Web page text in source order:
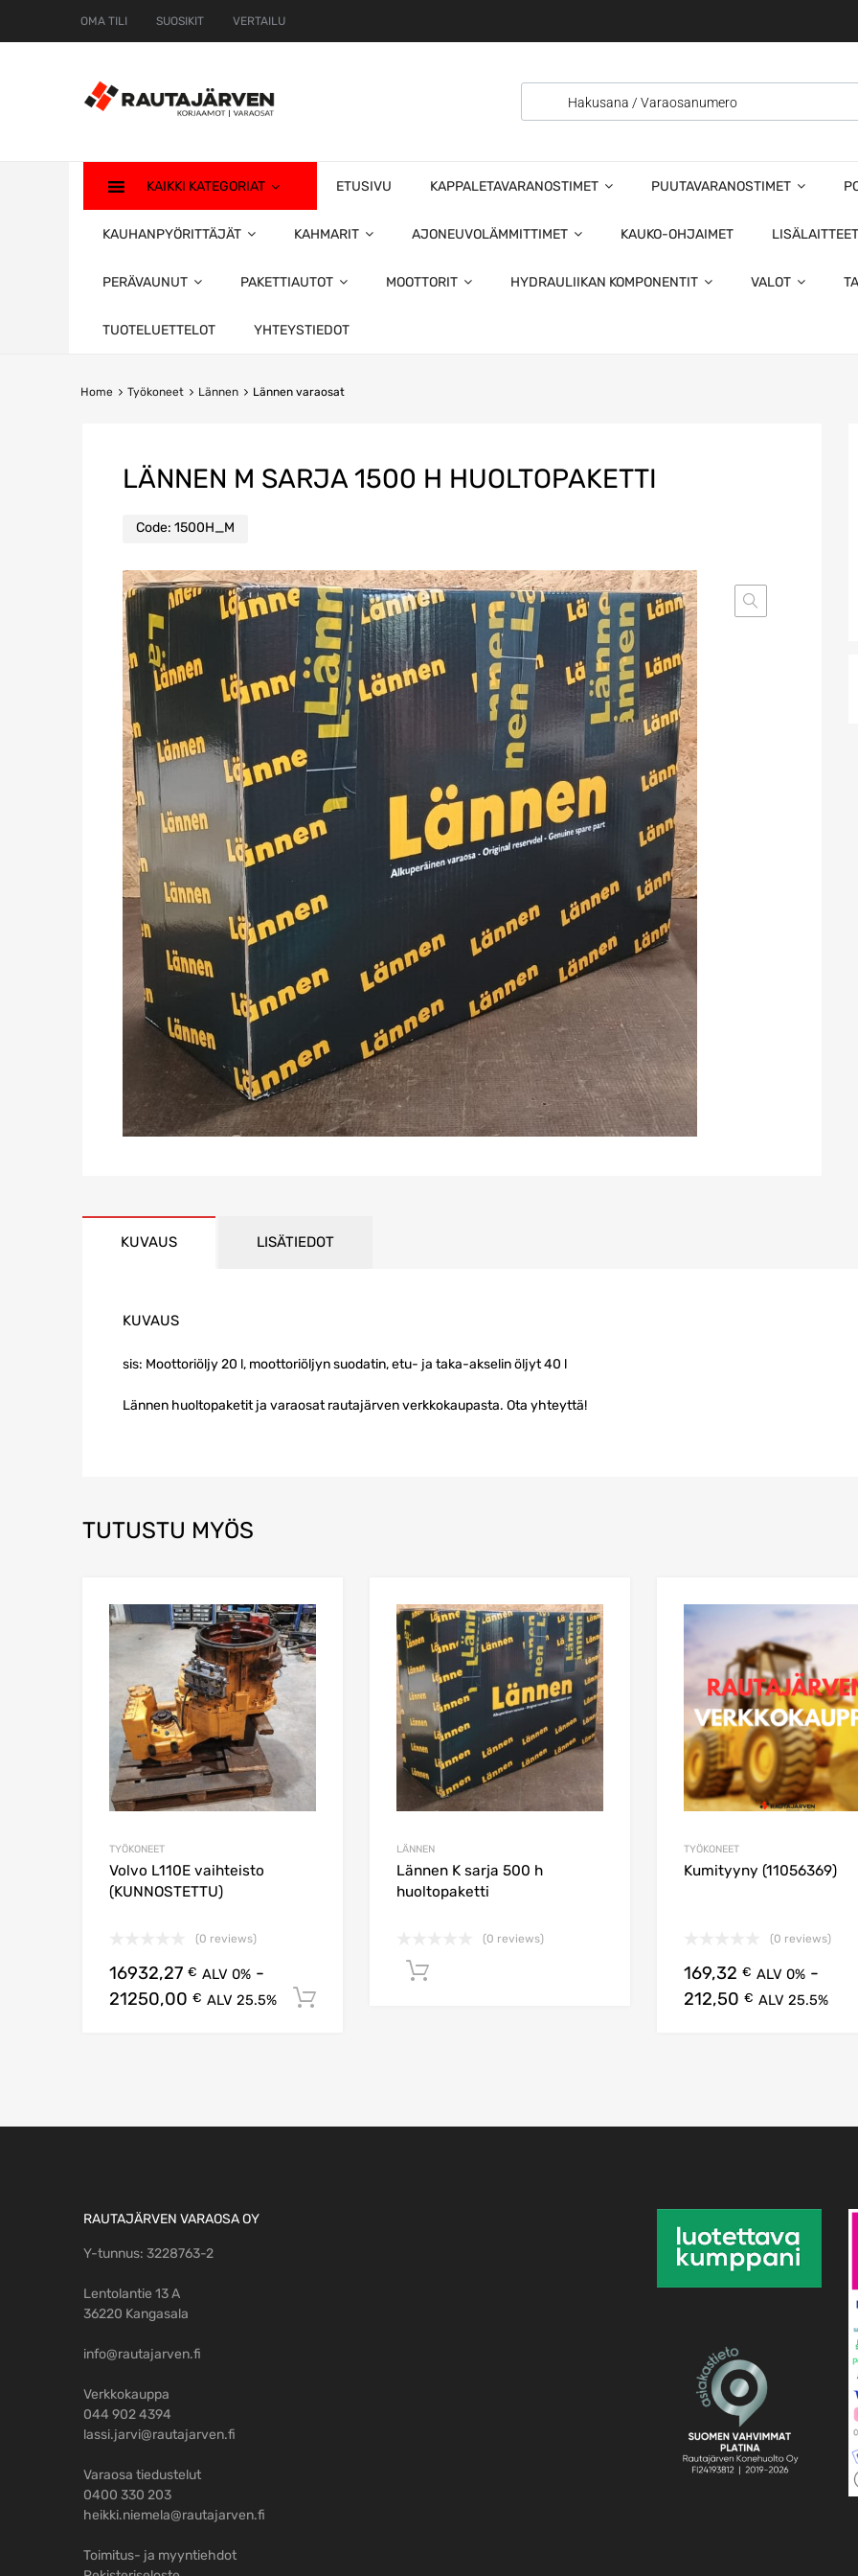
OMA TILI SUOSIKIT VERTAILU
KAIKKI KATEGORIAT ETUSIVU KAPPALETAVARANOSTIMET PUUTAVARANOSTIMET
KAUHANPYÖRITTÄJÄT KAHMARIT AJONEUVOLÄMMITTIMET KAUKO-OHJAIMET LISÄLAITTEET
PERÄVAUNUT PAKETTIAUTOT MOOTTORIT HYDRAULIIKAN KOMPONENTIT VALOT
TUOTELUETTELOT YHTEYSTIEDOT
Home Työkoneet Lännen Lännen varaosat
LÄNNEN M SARJA 1500 H HUOLTOPAKETTI
Code: 1500H_M
KUVAUS LISÄTIEDOT
KUVAUS
sis: Moottoriöljy 20 l, moottoriöljyn suodatin, etu- ja taka-akselin öljyt 40 l
Lännen huoltopaketit ja varaosat rautajärven verkkokaupasta. Ota yhteyttä!
TUTUSTU MYÖS
Lisää suosikkeihin
Lisää vertailuun
TYÖKONEET
Volvo L110E vaihteisto
(KUNNOSTETTU)
(0 reviews)
16932,27 € ALV 0% -
21250,00 € ALV 25.5%
Lisää suosikkeihin
Lisää vertailuun
LÄNNEN
Lännen K sarja 500 h
huoltopaketti
(0 reviews)
TYÖKONEET
Kumityyny (11056369)
(0 reviews)
169,32 € ALV 0% -
212,50 € ALV 25.5%
RAUTAJÄRVEN VARAOSA OY
Y-tunnus: 3228763-2
Lentolantie 13 A
36220 Kangasala
info@rautajarven.fi
Verkkokauppa
044 902 4394
lassi.jarvi@rautajarven.fi
Varaosa tiedustelut
0400 330 203
heikki.niemela@rautajarven.fi
Toimitus- ja myyntiehdot